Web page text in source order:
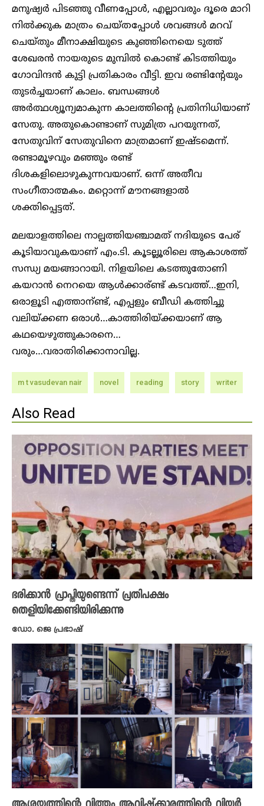
മനുഷ്യർ പിടഞ്ഞു വീണപ്പോൾ, എല്ലാവരും ദൂരെ മാറി
നിൽക്കുക മാത്രം ചെയ്തപ്പോൾ ശവങ്ങൾ മറവ്
ചെയ്തും മീനാക്ഷിയുടെ കുഞ്ഞിനെയെ ടുത്ത്
ശേഖരൻ നായരുടെ മുമ്പിൽ കൊണ്ട് കിടത്തിയും
ഗോവിന്ദൻ കുട്ടി പ്രതികാരം വീട്ടി. ഇവ രണ്ടിന്റേയും
തുടർച്ചയാണ് കാലം. ബന്ധങ്ങൾ
അർത്ഥശ്യൂന്യമാകുന്ന കാലത്തിന്റെ പ്രതിനിധിയാണ്
സേതു. അതുകൊണ്ടാണ് സുമിത്ര പറയുന്നത്,
സേതുവിന്‌ സേതുവിനെ മാത്രമാണ് ഇഷ്ടമെന്ന്.
രണ്ടാമൂഴവും മഞ്ഞും രണ്ട്
ദിശകളിലൊഴുകുന്നവയാണ്. ഒന്ന് അതീവ
സംഗീതാത്മകം. മറ്റൊന്ന് മൗനങ്ങളാൽ
ശക്തിപ്പെട്ടത്.
മലയാളത്തിലെ നാല്പത്തിയഞ്ചാമത് നദിയുടെ പേര്
കൂടിയാവുകയാണ് എം.ടി. കൂടല്ലൂരിലെ ആകാശത്ത്
സന്ധ്യ മയങ്ങാറായി. നിളയിലെ കടത്തുതോണി
കയറാൻ നെറയെ ആൾക്കാര്ണ്ട് കടവത്ത്…ഇനി,
ഒരാളൂടി എത്താന്ണ്ട്, എപ്പളും ബീഡി കത്തിച്ചു
വലിയ്ക്കണ ഒരാൾ…കാത്തിരിയ്ക്കയാണ് ആ
കഥയെഴുത്തുകാരനെ…
വരും…വരാതിരിക്കാനാവില്ല.
m t vasudevan nair novel reading story writer
Also Read
ഭരിക്കാൻ പ്രാപ്തിയുണ്ടെന്ന് പ്രതിപക്ഷം
തെളിയിക്കേണ്ടിയിരിക്കുന്നു
ഡോ. ജെ പ്രഭാഷ്